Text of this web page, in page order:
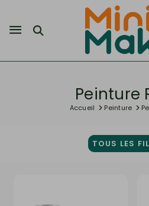
Peinture
Accueil Peinture
TOUS LES